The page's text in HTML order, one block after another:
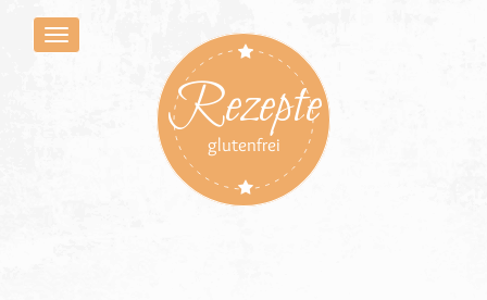
Rezepte
glutenfrei